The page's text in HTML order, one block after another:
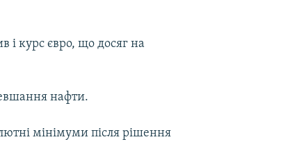
і курс євро, що досяг на
нафти.
мінімуми після рішення